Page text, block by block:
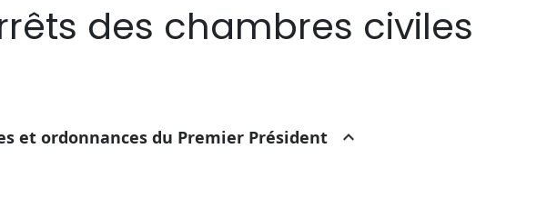
des chambres civiles
et ordonnances du Premier Président